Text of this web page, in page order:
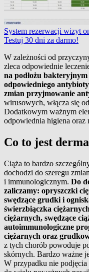
System rezerwacji wizyt
Testuj 30 dni za darmo!
W zależności od
zleca odpowiednie
na podłożu
odpowiedniego
zmian przyjmowanie
wirusowych, włącza się
Dodatkowym ważnym
odpowiednia higiena oraz
Co to jest
Ciąża to bardzo
dochodzi do szeregu
i immunologicznym. Do
zaliczamy: opryszczki
swędzące grudki i
świerzbiączka
ciężarnych, swędzące
autoimmunologiczne
ciężarnych oraz
z tych chorób powoduje
skórnych. Bardzo ważne
W przypadku nie